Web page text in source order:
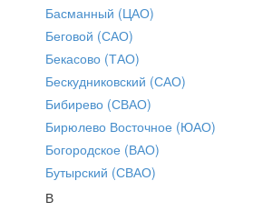
Басманный (ЦАО)
Беговой (САО)
Бекасово (ТАО)
Бескудниковский (САО)
Бибирево (СВАО)
Бирюлево Восточное (ЮАО)
Богородское (ВАО)
Бутырский (СВАО)
В